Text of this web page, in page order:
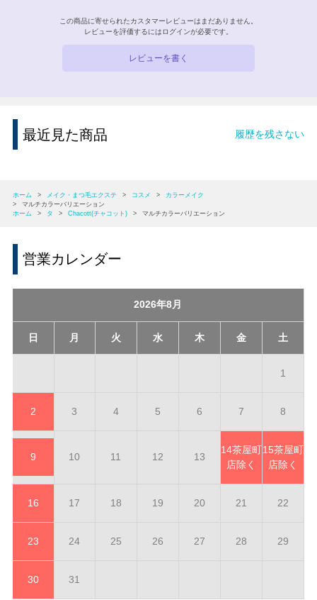
この商品に寄せられたカスタマーレビューはまだありません。
レビューを評価するには ログインが必要です。
レビューを書く
最近見た商品 履歴を残さない
ホーム > メイク・まつ毛エクステ > コスメ >
カラーメイク
>
マルチカラーバリエーション
ホーム
> タ > Chacott(チャコット) > マルチカラーバリエーション
営業カレンダー
2026年8月
日 月 火 水 木 金 土
1
2 3 4 5 6 7 8
9 10 11 12 13
14茶屋町
店除く
15茶屋町
店除く
16 17 18 19 20 21 22
23 24 25 26 27 28 29
30 31